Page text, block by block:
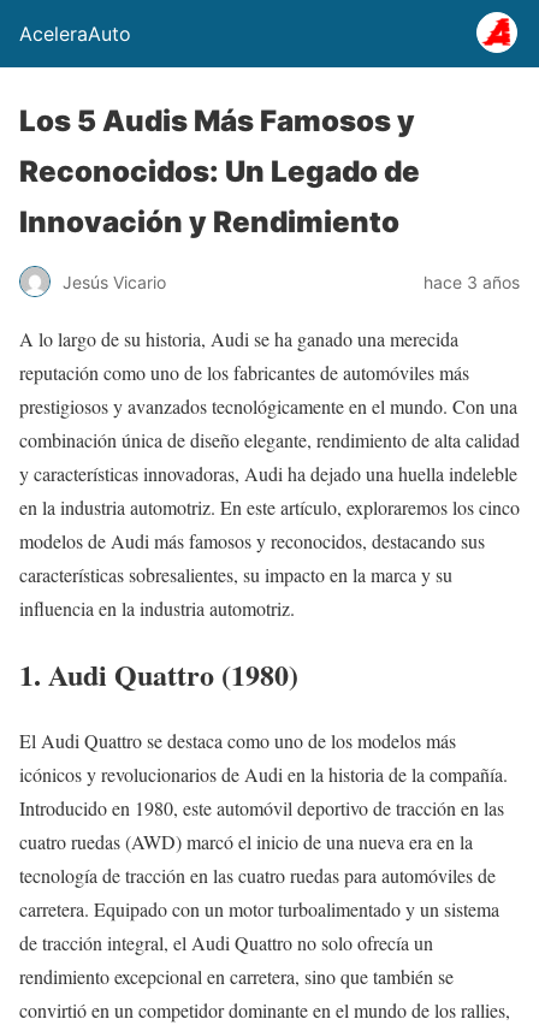
AceleraAuto
Los 5 Audis Más Famosos y
Reconocidos: Un Legado de
Innovación y Rendimiento
Jesús Vicario hace 3 años
A lo largo de su historia, Audi se ha ganado una merecida
reputación como uno de los fabricantes de automóviles más
prestigiosos y avanzados tecnológicamente en el mundo. Con una
combinación única de diseño elegante, rendimiento de alta calidad
y características innovadoras, Audi ha dejado una huella indeleble
en la industria automotriz. En este artículo, exploraremos los cinco
modelos de Audi más famosos y reconocidos, destacando sus
características sobresalientes, su impacto en la marca y su
influencia en la industria automotriz.
1. Audi Quattro (1980)
El Audi Quattro se destaca como uno de los modelos más
icónicos y revolucionarios de Audi en la historia de la compañía.
Introducido en 1980, este automóvil deportivo de tracción en las
cuatro ruedas (AWD) marcó el inicio de una nueva era en la
tecnología de tracción en las cuatro ruedas para automóviles de
carretera. Equipado con un motor turboalimentado y un sistema
de tracción integral, el Audi Quattro no solo ofrecía un
rendimiento excepcional en carretera, sino que también se
convirtió en un competidor dominante en el mundo de los rallies,